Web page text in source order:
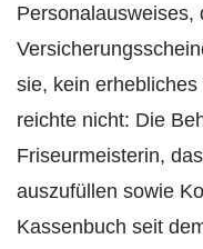
Personalausweises,
sie, kein
reichte nicht: Die
Friseurmeisterin,
auszufüllen sowie
Kassenbuch seit